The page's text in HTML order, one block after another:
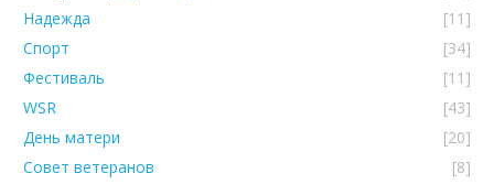
Надежда
[11]
Спорт
[34]
Фестиваль
[11]
WSR
[43]
День матери
[20]
Совет ветеранов
[8]